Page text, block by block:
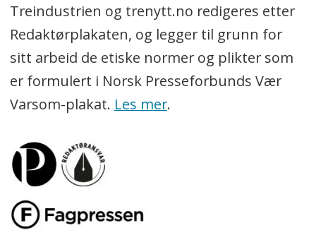
Treindustrien og trenytt.no redigeres etter
Redaktørplakaten, og legger til grunn for
sitt arbeid de etiske normer og plikter som
er formulert i Norsk Presseforbunds Vær
Varsom-plakat. Les mer.